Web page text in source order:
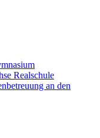
Realschule
an den